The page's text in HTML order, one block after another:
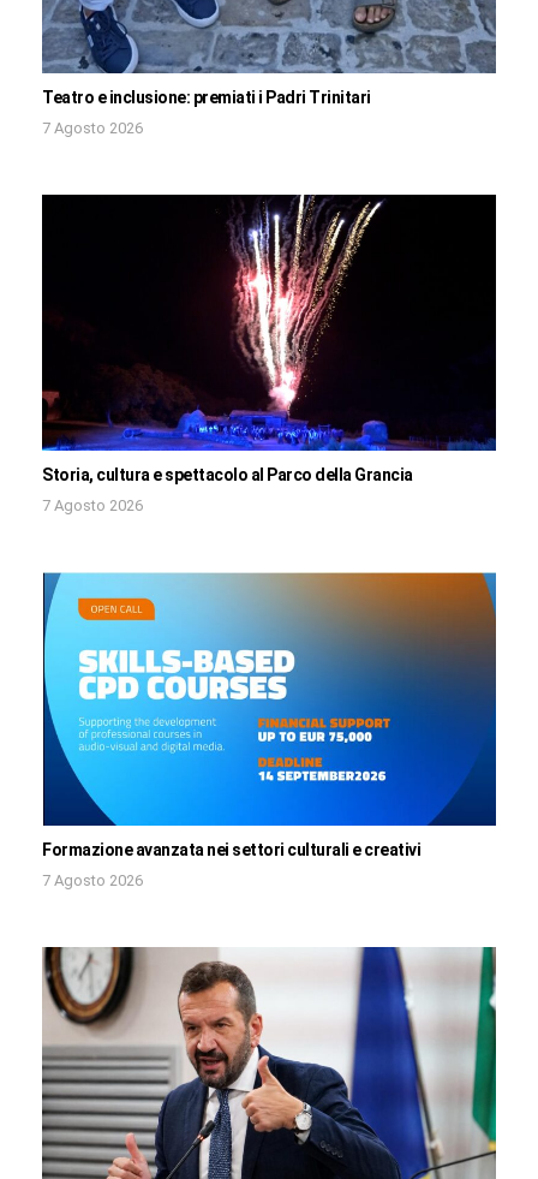
Teatro e inclusione: premiati i Padri Trinitari
7 Agosto 2026
Storia, cultura e spettacolo al Parco della Grancia
7 Agosto 2026
Formazione avanzata nei settori culturali e creativi
7 Agosto 2026